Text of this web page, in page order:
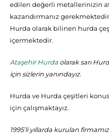
edilen değerli metallerinizin
kazandırmanız
Hurda olarak bilinen hurda
içermektedir.
Ataşehir Hurda olarak sarı
için sizlerin yanındayız.
Hurda ve Hurda çeşitleri
için çalışmaktayız.
1995’li yıllarda kurulan